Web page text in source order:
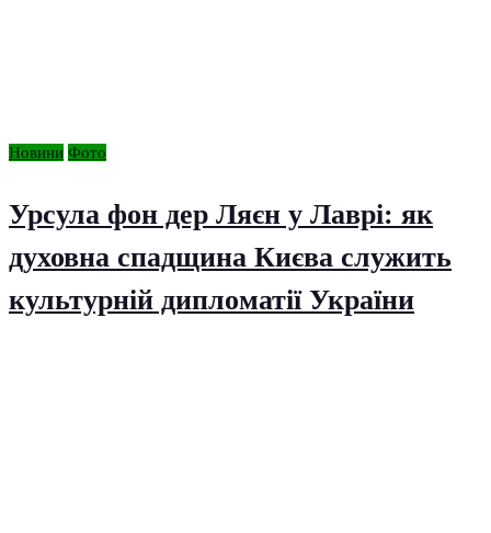
Новини Фото
Урсула фон дер Ляєн у Лаврі: як
духовна спадщина Києва служить
культурній дипломатії України